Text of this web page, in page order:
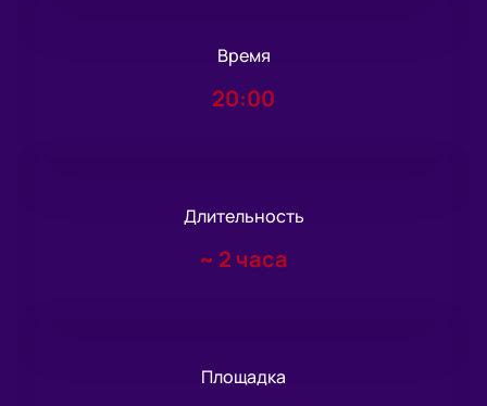
Время
20:00
Длительность
~ 2 часа
Площадка